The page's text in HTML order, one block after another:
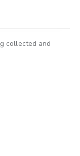
collected and